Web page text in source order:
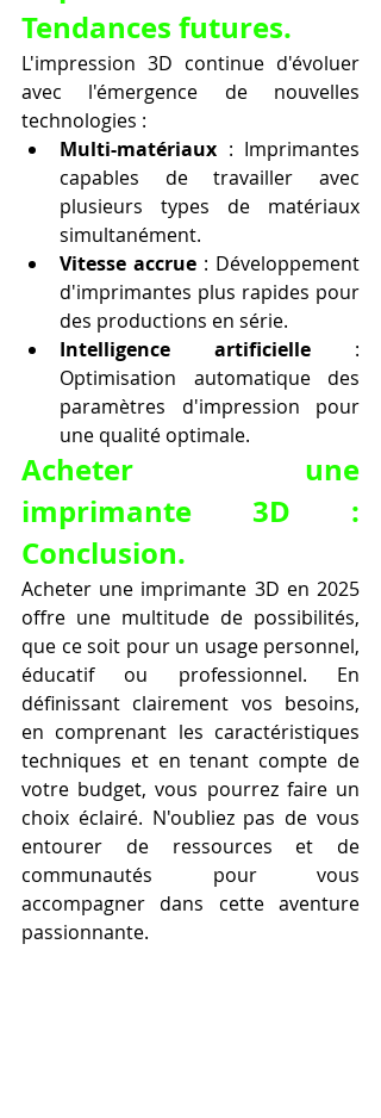
Tendances futures.
L'impression 3D continue d'évoluer
avec l'émergence de nouvelles
technologies :
Multi-matériaux : Imprimantes
capables de travailler avec
plusieurs types de matériaux
simultanément.
Vitesse accrue : Développement
d'imprimantes plus rapides pour
des productions en série.
Intelligence artificielle :
Optimisation automatique des
paramètres d'impression pour
une qualité optimale.
Acheter une
imprimante 3D :
Conclusion.
Acheter une imprimante 3D en 2025
offre une multitude de possibilités,
que ce soit pour un usage personnel,
éducatif ou professionnel. En
définissant clairement vos besoins,
en comprenant les caractéristiques
techniques et en tenant compte de
votre budget, vous pourrez faire un
choix éclairé. N'oubliez pas de vous
entourer de ressources et de
communautés pour vous
accompagner dans cette aventure
passionnante.